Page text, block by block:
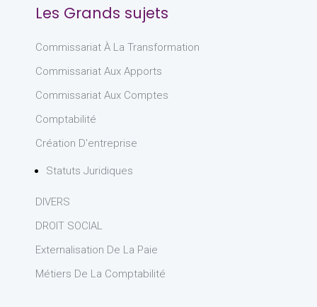
Les Grands sujets
Commissariat À La Transformation
Commissariat Aux Apports
Commissariat Aux Comptes
Comptabilité
Création D'entreprise
Statuts Juridiques
DIVERS
DROIT SOCIAL
Externalisation De La Paie
Métiers De La Comptabilité